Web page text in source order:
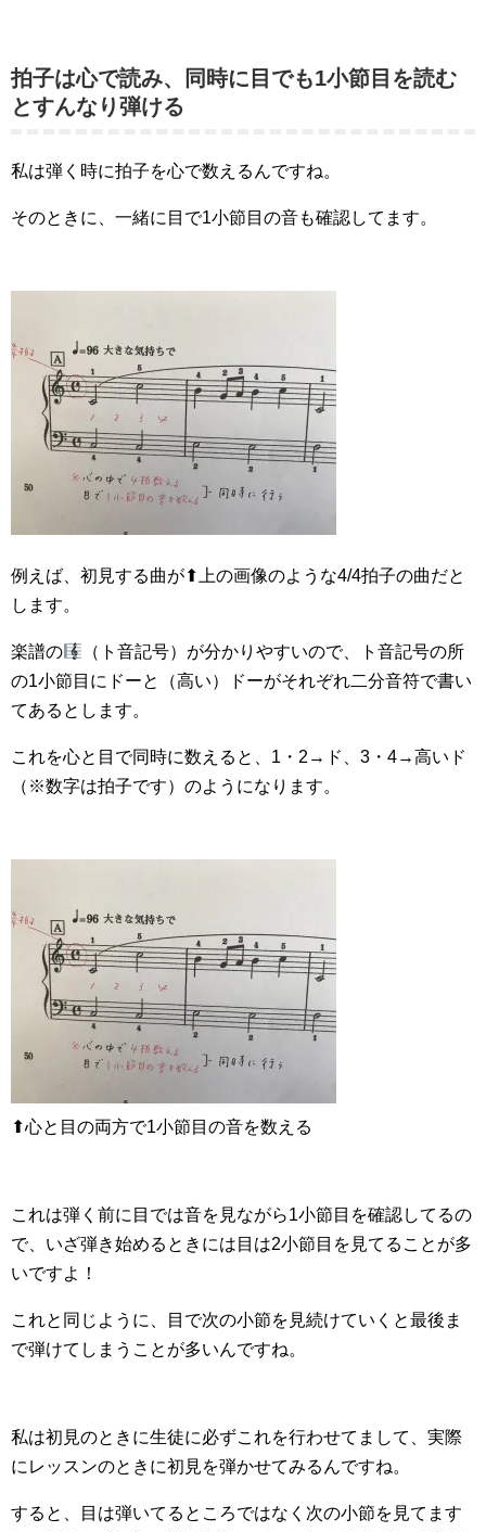
拍子は心で読み、同時に目でも1小節目を読む
とすんなり弾ける
私は弾く時に拍子を心で数えるんですね。
そのときに、一緒に目で1小節目の音も確認してます。
例えば、初見する曲が⬆︎上の画像のような4/4拍子の曲だと
します。
楽譜の
（ト音記号）が分かりやすいので、ト音記号の所
の1小節目にドーと（高い）ドーがそれぞれ二分音符で書い
てあるとします。
これを心と目で同時に数えると、1・2→ド、3・4→高いド
（※数字は拍子です）のようになります。
⬆︎心と目の両方で1小節目の音を数える
これは弾く前に目では音を見ながら1小節目を確認してるの
で、いざ弾き始めるときには目は2小節目を見てることが多
いですよ！
これと同じように、目で次の小節を見続けていくと最後ま
で弾けてしまうことが多いんですね。
私は初見のときに生徒に必ずこれを行わせてまして、実際
にレッスンのときに初見を弾かせてみるんですね。
すると、目は弾いてるところではなく次の小節を見てます